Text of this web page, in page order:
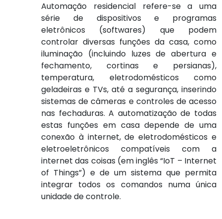
Automação residencial refere-se a uma
série de dispositivos e programas
eletrônicos (softwares) que podem
controlar diversas funções da casa, como
iluminação (incluindo luzes de abertura e
fechamento, cortinas e persianas),
temperatura, eletrodomésticos como
geladeiras e TVs, até a segurança, inserindo
sistemas de câmeras e controles de acesso
nas fechaduras. A automatização de todas
estas funções em casa depende de uma
conexão à internet, de eletrodomésticos e
eletroeletrônicos compatíveis com a
internet das coisas (em inglês “IoT – Internet
of Things”) e de um sistema que permita
integrar todos os comandos numa única
unidade de controle.